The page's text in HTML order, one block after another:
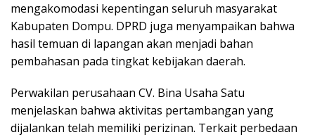
mengakomodasi kepentingan seluruh masyarakat
Kabupaten Dompu. DPRD juga menyampaikan bahwa
hasil temuan di lapangan akan menjadi bahan
pembahasan pada tingkat kebijakan daerah.
Perwakilan perusahaan CV. Bina Usaha Satu
menjelaskan bahwa aktivitas pertambangan yang
dijalankan telah memiliki perizinan. Terkait perbedaan